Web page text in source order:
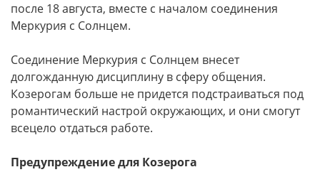
после 18 августа, вместе с началом соединения
Меркурия с Солнцем.
Соединение Меркурия с Солнцем внесет
долгожданную дисциплину в сферу общения.
Козерогам больше не придется подстраиваться под
романтический настрой окружающих, и они смогут
всецело отдаться работе.
Предупреждение для Козерога